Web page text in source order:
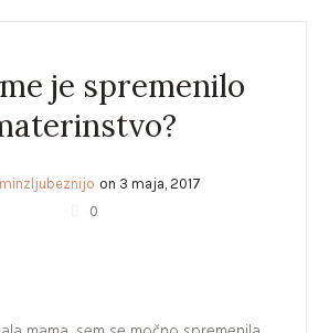
je spremenilo
on 3 maja, 2017
0